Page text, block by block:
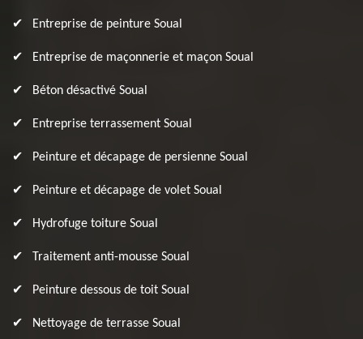
Entreprise de peinture Soual
Entreprise de maçonnerie et maçon Soual
Béton désactivé Soual
Entreprise terrassement Soual
Peinture et décapage de persienne Soual
Peinture et décapage de volet Soual
Hydrofuge toiture Soual
Traitement anti-mousse Soual
Peinture dessous de toit Soual
Nettoyage de terrasse Soual